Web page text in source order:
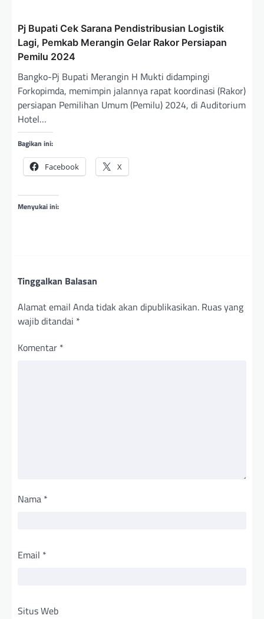
Pj Bupati Cek Sarana Pendistribusian Logistik
Lagi, Pemkab Merangin Gelar Rakor Persiapan
Pemilu 2024
Bangko-Pj Bupati Merangin H Mukti didampingi
Forkopimda, memimpin jalannya rapat koordinasi (Rakor)
persiapan Pemilihan Umum (Pemilu) 2024, di Auditorium
Hotel…
Bagikan ini:
Facebook X
Menyukai ini:
Tinggalkan Balasan
Alamat email Anda tidak akan dipublikasikan. Ruas yang
wajib ditandai *
Komentar *
Nama *
Email *
Situs Web